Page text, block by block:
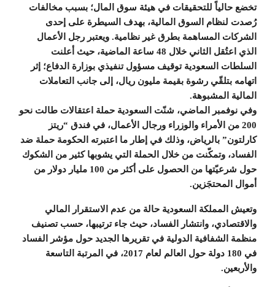
تخضع حالياً للتحقيقات في هيئة سوق المال؛ بسبب مخالفات
رُصدت لنظام السوق المالية، بهدف السيطرة على إحدى
الشركات المساهمة بطرق غير نظامية. ويعتبر رجل الأعمال
الذي اعتُقل الثاني خلال 48 ساعة الماضية، حيث أعلنت
السلطات السعودية توقيف مسؤول تنفيذي بوزارة الدفاع؛ إثر
اتهامه بتلقّي رشوة بقيمة مليون ريال، إلى جانب التعاملات
المالية المشبوهة.
وفي نوفمبر الماضي، شنّت السعودية حملة اعتقالات طالت نحو
200 من الأمراء والوزراء ورجال الأعمال، في فندق “ريتز
كارلتون” بالرياض، وذلك في إطار ما اعتبرته الحكومة حملة ضد
الفساد، وتمكّنت من خلال الحملة التي يشوبها كثير من الشكوك
حول شرعيّتها من الحصول على أكثر من 100 مليار دولار من
أموال المحتجَزين.
وتعيش المملكة السعودية حالة من عدم الاستقرار المالي
والاقتصادي، وانتشار الفساد، حيث جاء ترتيبها، حسب تصنيف
منظمة الشفافية الدولية في تقريرها الجديد حول مؤشر الفساد
في 180 دولة حول العالم لعام 2017، في المرتبة التاسعة
والأربعين.